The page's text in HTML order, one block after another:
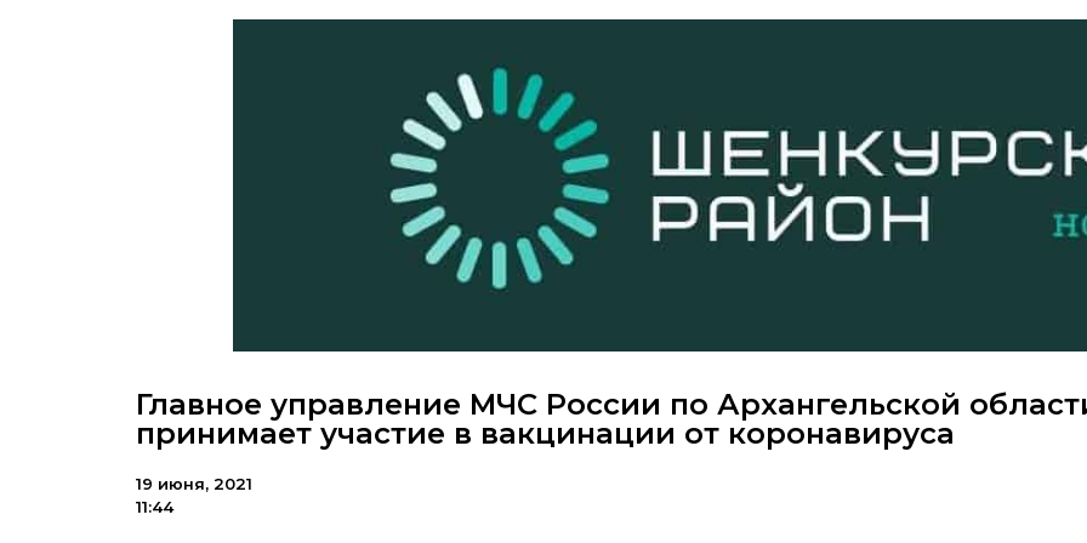
Главное управление МЧС России по Архангельской
принимает участие в вакцинации от коронавируса
19 июня, 2021
11:44